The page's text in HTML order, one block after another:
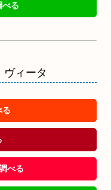
べる
ヴィータ
る
べる